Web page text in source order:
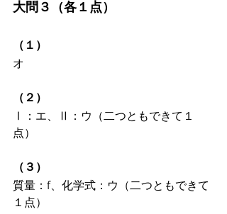
大問３（各１点）
（１）
オ
（２）
Ⅰ：エ、Ⅱ：ウ（二つともできて１
点）
（３）
質量：f、化学式：ウ（二つともできて
１点）